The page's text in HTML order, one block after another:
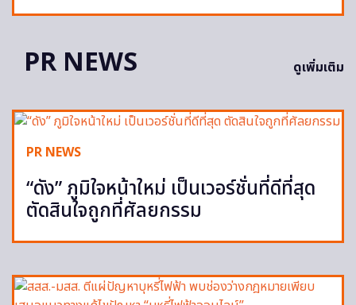
PR NEWS ดูเพิ่มเติม
PR NEWS
“ดัง” ภูมิใจหน้าใหม่ เป็นเวอร์ชั่นที่ดีที่สุด
ตัดสินใจถูกที่ศัลยกรรม